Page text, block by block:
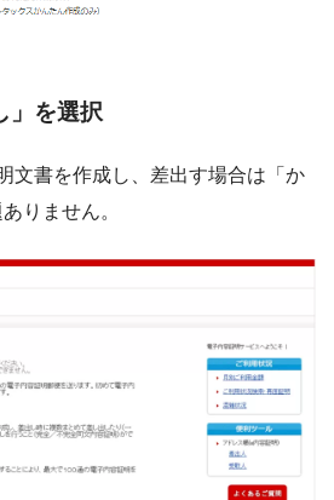
」を選択
文書を作成し、差出す場合は「か
りません。